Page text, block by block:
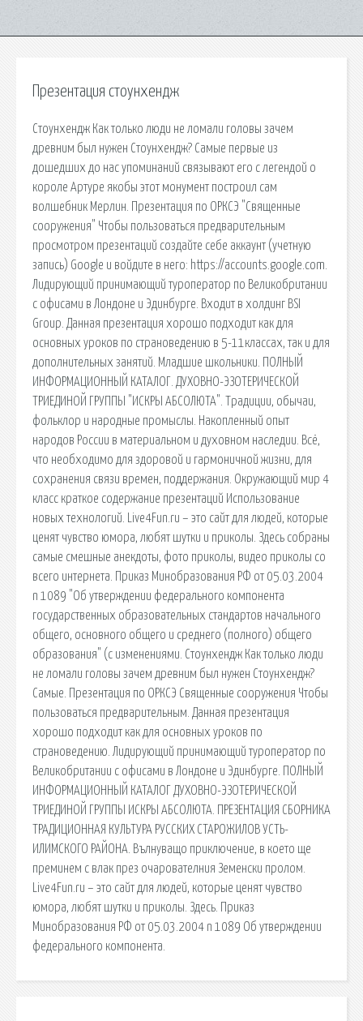
Презентация стоунхендж
Стоунхендж Как только люди не ломали головы зачем
древним был нужен Стоунхендж? Самые первые из
дошедших до нас упоминаний связывают его с легендой о
короле Артуре якобы этот монумент построил сам
волшебник Мерлин. Презентация по ОРКСЭ "Священные
сооружения" Чтобы пользоваться предварительным
просмотром презентаций создайте себе аккаунт (учетную
запись) Google и войдите в него: https://accounts.google.com.
Лидирующий принимающий туроператор по Великобритании
с офисами в Лондоне и Эдинбурге. Входит в холдинг BSI
Group. Данная презентация хорошо подходит как для
основных уроков по страноведению в 5-11классах, так и для
дополнительных занятий. Младшие школьники. ПОЛНЫЙ
ИНФОРМАЦИОННЫЙ КАТАЛОГ. ДУХОВНО-ЭЗОТЕРИЧЕСКОЙ
ТРИЕДИНОЙ ГРУППЫ "ИСКРЫ АБСОЛЮТА". Традиции, обычаи,
фольклор и народные промыслы. Накопленный опыт
народов России в материальном и духовном наследии. Всё,
что необходимо для здоровой и гармоничной жизни, для
сохранения связи времен, поддержания. Окружающий мир 4
класс краткое содержание презентаций Использование
новых технологий. Live4Fun.ru – это сайт для людей, которые
ценят чувство юмора, любят шутки и приколы. Здесь собраны
самые смешные анекдоты, фото приколы, видео приколы со
всего интернета. Приказ Минобразования РФ от 05.03.2004
n 1089 "Об утверждении федерального компонента
государственных образовательных стандартов начального
общего, основного общего и среднего (полного) общего
образования" (с изменениями. Стоунхендж Как только люди
не ломали головы зачем древним был нужен Стоунхендж?
Самые. Презентация по ОРКСЭ Священные сооружения Чтобы
пользоваться предварительным. Данная презентация
хорошо подходит как для основных уроков по
страноведению. Лидирующий принимающий туроператор по
Великобритании с офисами в Лондоне и Эдинбурге. ПОЛНЫЙ
ИНФОРМАЦИОННЫЙ КАТАЛОГ ДУХОВНО-ЭЗОТЕРИЧЕСКОЙ
ТРИЕДИНОЙ ГРУППЫ ИСКРЫ АБСОЛЮТА. ПРЕЗЕНТАЦИЯ СБОРНИКА
ТРАДИЦИОННАЯ КУЛЬТУРА РУССКИХ СТАРОЖИЛОВ УСТЬ-
ИЛИМСКОГО РАЙОНА. Вълнуващо приключение, в което ще
преминем с влак през очарователния Земенски пролом.
Live4Fun.ru – это сайт для людей, которые ценят чувство
юмора, любят шутки и приколы. Здесь. Приказ
Минобразования РФ от 05.03.2004 n 1089 Об утверждении
федерального компонента.